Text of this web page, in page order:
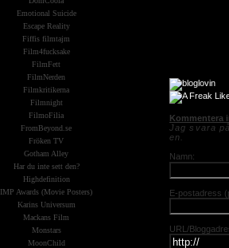
Kommentera
Jag svara
en.
Namn:
E-postadress
URL/
Emotional Suicide
Escape Reality
Fiffis filmtajm
Film4fucksake
FilmFett
FilmNerden
Filmkritikerna
Filmnight
FilmoFilia
FromBeyond.se
Fröken TV
Gotham Alley
Har du inte sett den?
Highdefinition
IMP Awards (Movie Posters)
Karins Universum
Mackans Film
Monstars
MoonChild